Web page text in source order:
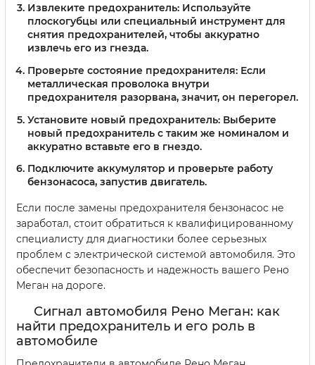
Извлеките предохранитель: Используйте
плоскогубцы или специальный инструмент для
снятия предохранителей, чтобы аккуратно
извлечь его из гнезда.
Проверьте состояние предохранителя: Если
металлическая проволока внутри
предохранителя разорвана, значит, он перегорел.
Установите новый предохранитель: Выберите
новый предохранитель с таким же номиналом и
аккуратно вставьте его в гнездо.
Подключите аккумулятор и проверьте работу
бензонасоса, запустив двигатель.
Если после замены предохранителя бензонасос не
заработал, стоит обратиться к квалифицированному
специалисту для диагностики более серьезных
проблем с электрической системой автомобиля. Это
обеспечит безопасность и надежность вашего Рено
Меган на дороге.
Сигнал автомобиля Рено Меган: как
найти предохранитель и его роль в
автомобиле